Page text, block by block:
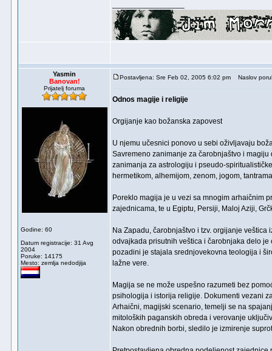
Yasmin
Banovan!
Prijatelj foruma
Godine: 60
Datum registracije: 31 Avg
2004
Poruke: 14175
Mesto: zemlja nedodjija
Postavljena: Sre Feb 02, 2005 6:02 pm Naslov
Odnos magije i religije
Orgijanje kao božanska zapovest
U njemu učesnici ponovo u sebi oživljavaju
Savremeno zanimanje za čarobnjaštvo i
zanimanja za astrologiju i pseudo-
hermetikom, alhemijom, zenom, jogom,
Poreklo magija je u vezi sa mnogim arhaičnim
zajednicama, te u Egiptu, Persiji, Maloj Aziji,
Na Zapadu, čarobnjaštvo i tzv. orgijanje
odvajkada prisutnih veštica i čarobnjaka delo
pozadini je stajala srednjovekovna teologija i
lažne vere.
Magija se ne može uspešno razumeti bez
psihologija i istorija religije. Dokumenti vezani
Arhaični, magijski scenario, temelji se na
mitoloških paganskih obreda i verovanje
Nakon obrednih borbi, sledilo je izmirenje